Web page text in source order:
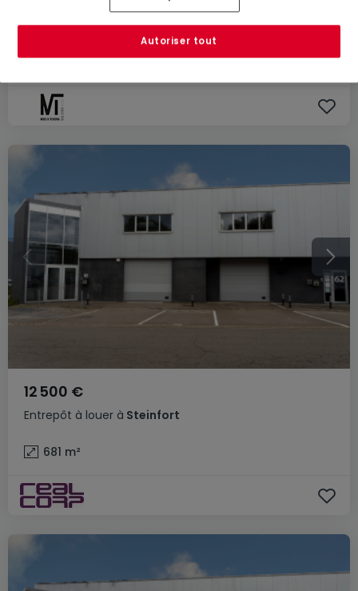
Entrepôt à louer àSteinfort
452 m²
Entrepôt à louer à Steinfort
12 500 €
681 m²
Autoriser tout